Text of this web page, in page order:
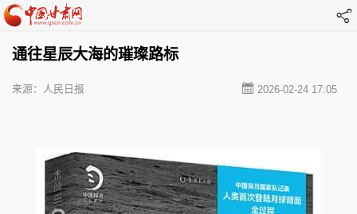
通往星辰大海的璀璨路标
2026-02-24 17:05
来源：人民日报